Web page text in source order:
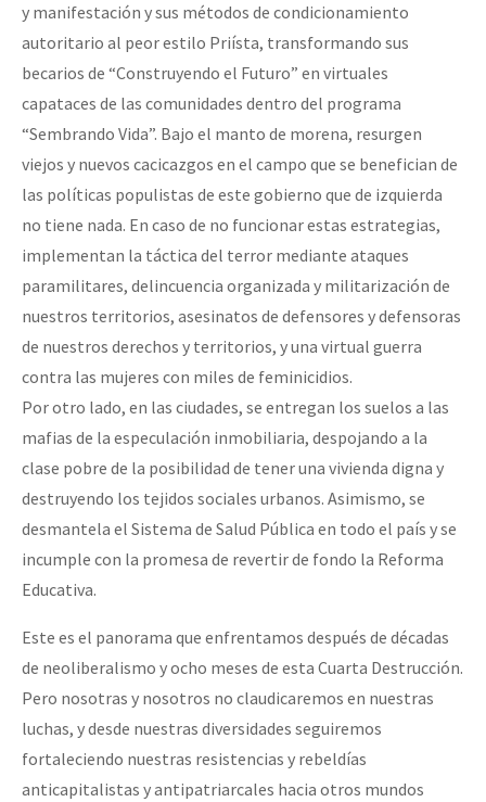
y manifestación y sus métodos de condicionamiento
autoritario al peor estilo Priísta, transformando sus
becarios de “Construyendo el Futuro” en virtuales
capataces de las comunidades dentro del programa
“Sembrando Vida”. Bajo el manto de morena, resurgen
viejos y nuevos cacicazgos en el campo que se benefician de
las políticas populistas de este gobierno que de izquierda
no tiene nada. En caso de no funcionar estas estrategias,
implementan la táctica del terror mediante ataques
paramilitares, delincuencia organizada y militarización de
nuestros territorios, asesinatos de defensores y defensoras
de nuestros derechos y territorios, y una virtual guerra
contra las mujeres con miles de feminicidios.
Por otro lado, en las ciudades, se entregan los suelos a las
mafias de la especulación inmobiliaria, despojando a la
clase pobre de la posibilidad de tener una vivienda digna y
destruyendo los tejidos sociales urbanos. Asimismo, se
desmantela el Sistema de Salud Pública en todo el país y se
incumple con la promesa de revertir de fondo la Reforma
Educativa.
Este es el panorama que enfrentamos después de décadas
de neoliberalismo y ocho meses de esta Cuarta Destrucción.
Pero nosotras y nosotros no claudicaremos en nuestras
luchas, y desde nuestras diversidades seguiremos
fortaleciendo nuestras resistencias y rebeldías
anticapitalistas y antipatriarcales hacia otros mundos